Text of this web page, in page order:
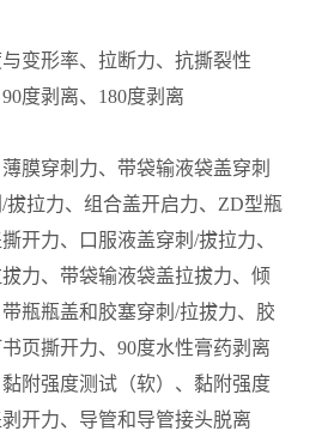
变形率、拉断力、抗撕裂性
度剥离、180度剥离
膜穿刺力、带袋输液袋盖穿刺
拔拉力、组合盖开启力、ZD型瓶
开力、口服液盖穿刺/拔拉力、
力、带袋输液袋盖拉拔力、倾
瓶瓶盖和胶塞穿刺/拉拔力、胶
页撕开力、90度水性膏药剥离
附强度测试（软）、黏附强度
开力、导管和导管接头脱离